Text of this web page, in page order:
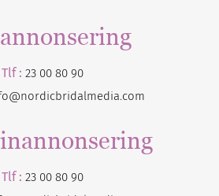
Tlf : 23 00 80 90
Tlf : 23 00 80 90